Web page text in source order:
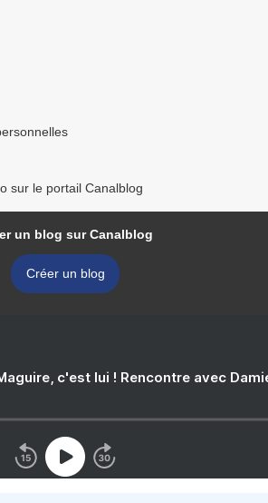
sur le portail Canalblog
un blog sur Canalblog
Créer un blog
c'est lui ! Rencontre avec